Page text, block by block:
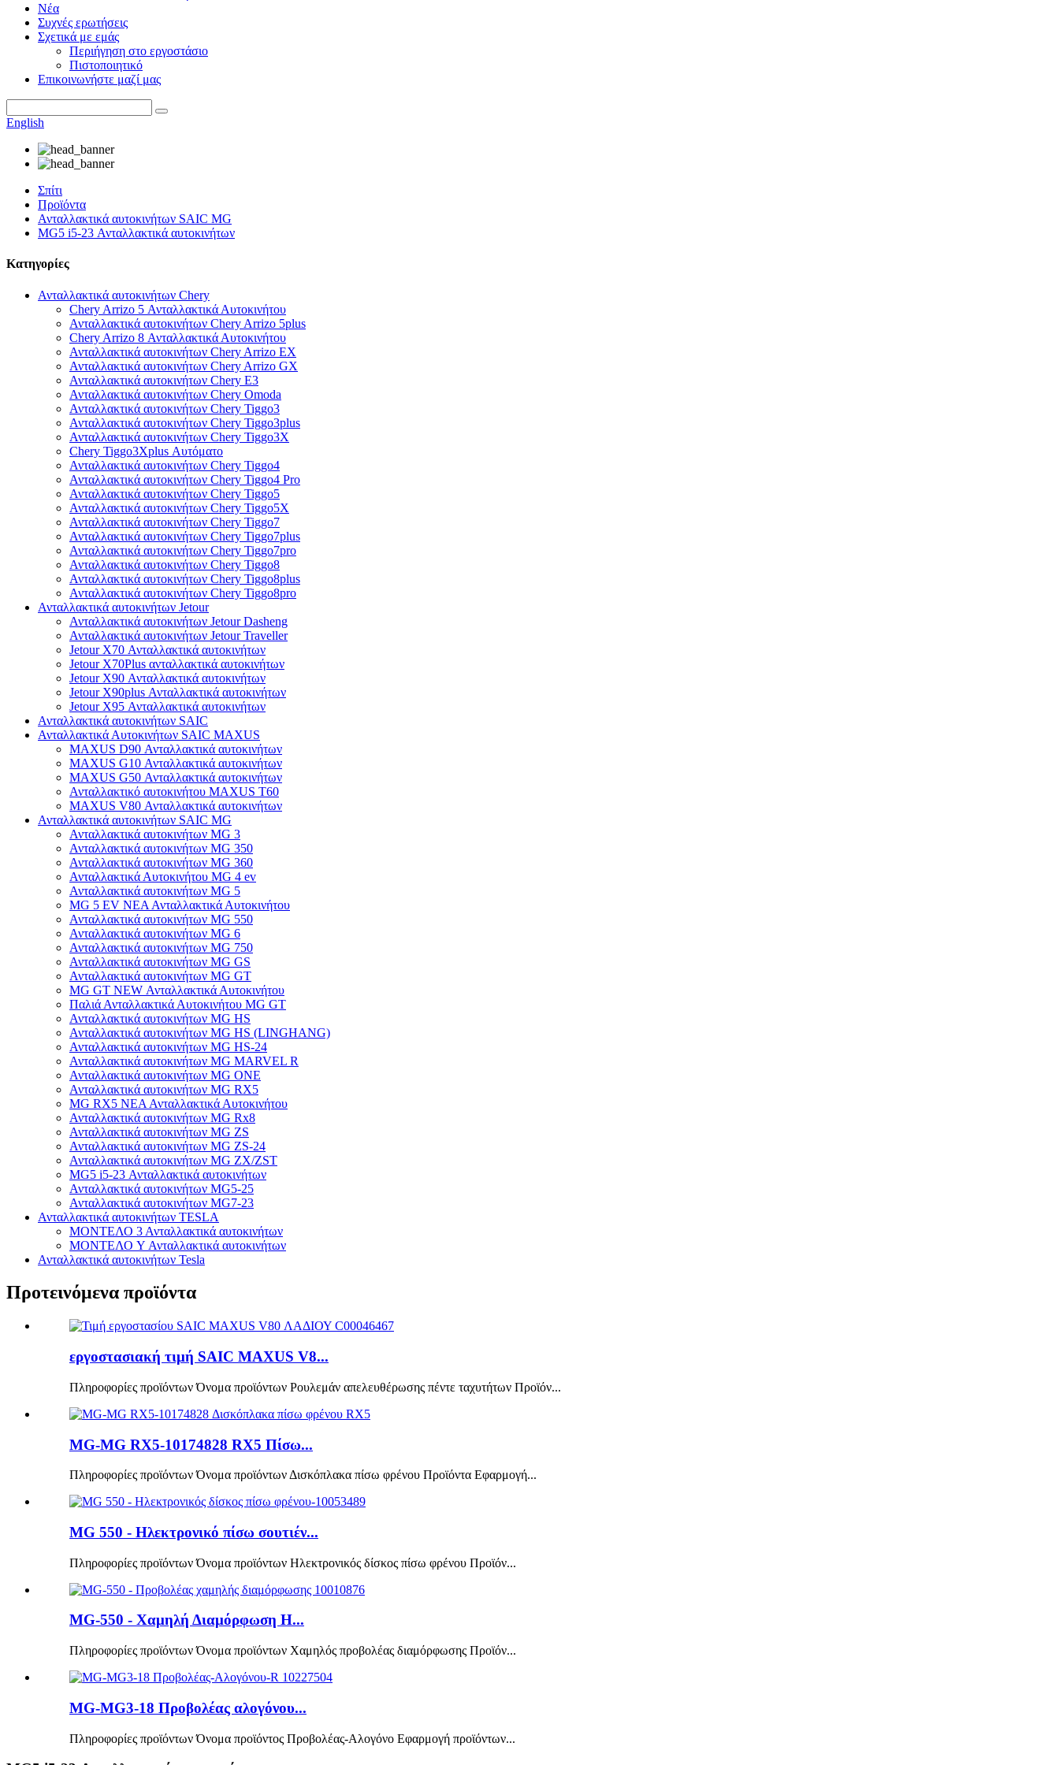
Νέα
Συχνές ερωτήσεις
Σχετικά με εμάς
Περιήγηση στο εργοστάσιο
Πιστοποιητικό
Επικοινωνήστε μαζί μας
English
Σπίτι
Προϊόντα
Ανταλλακτικά αυτοκινήτων SAIC MG
MG5 i5-23 Ανταλλακτικά αυτοκινήτων
Κατηγορίες
Ανταλλακτικά αυτοκινήτων Chery
Chery Arrizo 5 Ανταλλακτικά Αυτοκινήτου
Ανταλλακτικά αυτοκινήτων Chery Arrizo 5plus
Chery Arrizo 8 Ανταλλακτικά Αυτοκινήτου
Ανταλλακτικά αυτοκινήτων Chery Arrizo EX
Ανταλλακτικά αυτοκινήτων Chery Arrizo GX
Ανταλλακτικά αυτοκινήτων Chery E3
Ανταλλακτικά αυτοκινήτων Chery Omoda
Ανταλλακτικά αυτοκινήτων Chery Tiggo3
Ανταλλακτικά αυτοκινήτων Chery Tiggo3plus
Ανταλλακτικά αυτοκινήτων Chery Tiggo3X
Chery Tiggo3Xplus Αυτόματο
Ανταλλακτικά αυτοκινήτων Chery Tiggo4
Ανταλλακτικά αυτοκινήτων Chery Tiggo4 Pro
Ανταλλακτικά αυτοκινήτων Chery Tiggo5
Ανταλλακτικά αυτοκινήτων Chery Tiggo5X
Ανταλλακτικά αυτοκινήτων Chery Tiggo7
Ανταλλακτικά αυτοκινήτων Chery Tiggo7plus
Ανταλλακτικά αυτοκινήτων Chery Tiggo7pro
Ανταλλακτικά αυτοκινήτων Chery Tiggo8
Ανταλλακτικά αυτοκινήτων Chery Tiggo8plus
Ανταλλακτικά αυτοκινήτων Chery Tiggo8pro
Ανταλλακτικά αυτοκινήτων Jetour
Ανταλλακτικά αυτοκινήτων Jetour Dasheng
Ανταλλακτικά αυτοκινήτων Jetour Traveller
Jetour X70 Ανταλλακτικά αυτοκινήτων
Jetour X70Plus ανταλλακτικά αυτοκινήτων
Jetour X90 Ανταλλακτικά αυτοκινήτων
Jetour X90plus Ανταλλακτικά αυτοκινήτων
Jetour X95 Ανταλλακτικά αυτοκινήτων
Ανταλλακτικά αυτοκινήτων SAIC
Ανταλλακτικά Αυτοκινήτων SAIC MAXUS
MAXUS D90 Ανταλλακτικά αυτοκινήτων
MAXUS G10 Ανταλλακτικά αυτοκινήτων
MAXUS G50 Ανταλλακτικά αυτοκινήτων
Ανταλλακτικό αυτοκινήτου MAXUS T60
MAXUS V80 Ανταλλακτικά αυτοκινήτων
Ανταλλακτικά αυτοκινήτων SAIC MG
Ανταλλακτικά αυτοκινήτων MG 3
Ανταλλακτικά αυτοκινήτων MG 350
Ανταλλακτικά αυτοκινήτων MG 360
Ανταλλακτικά Αυτοκινήτου MG 4 ev
Ανταλλακτικά αυτοκινήτων MG 5
MG 5 EV ΝΕΑ Ανταλλακτικά Αυτοκινήτου
Ανταλλακτικά αυτοκινήτων MG 550
Ανταλλακτικά αυτοκινήτων MG 6
Ανταλλακτικά αυτοκινήτων MG 750
Ανταλλακτικά αυτοκινήτων MG GS
Ανταλλακτικά αυτοκινήτων MG GT
MG GT NEW Ανταλλακτικά Αυτοκινήτου
Παλιά Ανταλλακτικά Αυτοκινήτου MG GT
Ανταλλακτικά αυτοκινήτων MG HS
Ανταλλακτικά αυτοκινήτων MG HS (LINGHANG)
Ανταλλακτικά αυτοκινήτων MG HS-24
Ανταλλακτικά αυτοκινήτων MG MARVEL R
Ανταλλακτικά αυτοκινήτων MG ONE
Ανταλλακτικά αυτοκινήτων MG RX5
MG RX5 ΝΕΑ Ανταλλακτικά Αυτοκινήτου
Ανταλλακτικά αυτοκινήτων MG Rx8
Ανταλλακτικά αυτοκινήτων MG ZS
Ανταλλακτικά αυτοκινήτων MG ZS-24
Ανταλλακτικά αυτοκινήτων MG ZX/ZST
MG5 i5-23 Ανταλλακτικά αυτοκινήτων
Ανταλλακτικά αυτοκινήτων MG5-25
Ανταλλακτικά αυτοκινήτων MG7-23
Ανταλλακτικά αυτοκινήτων TESLA
ΜΟΝΤΕΛΟ 3 Ανταλλακτικά αυτοκινήτων
ΜΟΝΤΕΛΟ Y Ανταλλακτικά αυτοκινήτων
Ανταλλακτικά αυτοκινήτων Tesla
Προτεινόμενα προϊόντα
εργοστασιακή τιμή SAIC MAXUS V8...
Πληροφορίες προϊόντων Όνομα προϊόντων Ρουλεμάν απελευθέρωσης πέντε ταχυτήτων Προϊόν...
MG-MG RX5-10174828 RX5 Πίσω...
Πληροφορίες προϊόντων Όνομα προϊόντων Δισκόπλακα πίσω φρένου Προϊόντα Εφαρμογή...
MG 550 - Ηλεκτρονικό πίσω σουτιέν...
Πληροφορίες προϊόντων Όνομα προϊόντων Ηλεκτρονικός δίσκος πίσω φρένου Προϊόν...
MG-550 - Χαμηλή Διαμόρφωση H...
Πληροφορίες προϊόντων Όνομα προϊόντων Χαμηλός προβολέας διαμόρφωσης Προϊόν...
MG-MG3-18 Προβολέας αλογόνου...
Πληροφορίες προϊόντων Όνομα προϊόντος Προβολέας-Αλογόνο Εφαρμογή προϊόντων...